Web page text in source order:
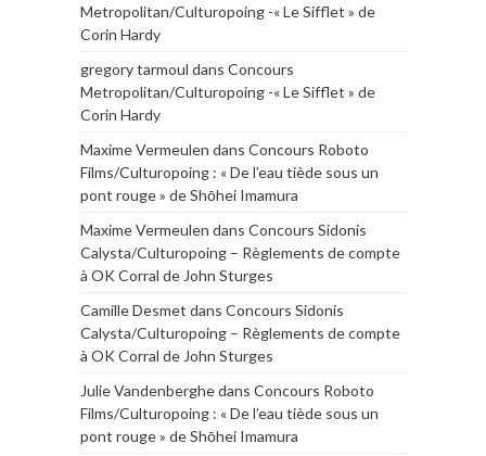
Metropolitan/Culturopoing -« Le Sifflet » de
Corin Hardy
gregory tarmoul dans Concours
Metropolitan/Culturopoing -« Le Sifflet » de
Corin Hardy
Maxime Vermeulen dans Concours Roboto
Films/Culturopoing : « De l’eau tiède sous un
pont rouge » de Shōhei Imamura
Maxime Vermeulen dans Concours Sidonis
Calysta/Culturopoing – Règlements de compte
à OK Corral de John Sturges
Camille Desmet dans Concours Sidonis
Calysta/Culturopoing – Règlements de compte
à OK Corral de John Sturges
Julie Vandenberghedans Concours Roboto
Films/Culturopoing : « De l’eau tiède sous un
pont rouge » de Shōhei Imamura